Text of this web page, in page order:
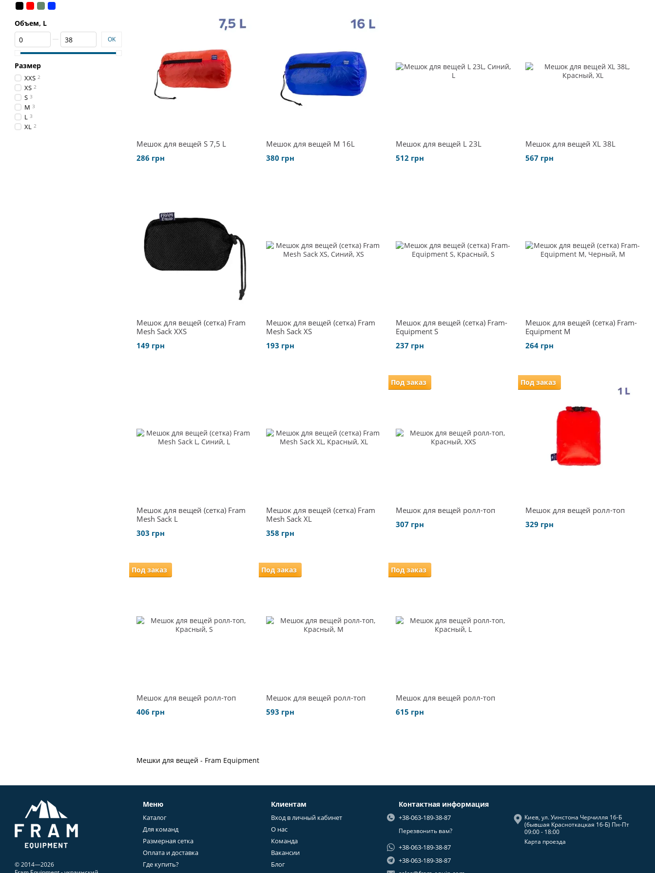
Мешки для вещей - Fram Equipment
Мешок для вещей S 7,5 L
286 грн
Мешок для вещей М 16L
380 грн
Мешок для вещей L 23L
512 грн
Мешок для вещей XL 38L
567 грн
Мешок для вещей (сетка) Fram
Mesh Sack XXS
149 грн
Мешок для вещей (сетка) Fram
Mesh Sack XS
193 грн
Мешок для вещей (сетка) Fram-
Equipment S
237 грн
Мешок для вещей (сетка) Fram-
Equipment M
264 грн
Мешок для вещей (сетка) Fram
Mesh Sack L
303 грн
Мешок для вещей (сетка) Fram
Mesh Sack XL
358 грн
Под заказ
Мешок для вещей ролл-топ
307 грн
Под заказ
Мешок для вещей ролл-топ
329 грн
Под заказ
Мешок для вещей ролл-топ
406 грн
Под заказ
Мешок для вещей ролл-топ
593 грн
Под заказ
Мешок для вещей ролл-топ
615 грн
Объем, L
От Объем, L
До Объем, L OK
Размер
XXS 2
XS 2
S 3
M 3
L 3
XL 2
© 2014—2026
Меню
Каталог
Для команд
Размерная сетка
Оплата и доставка
Где купить?
Клиентам
Вход в личный кабинет
О нас
Команда
Вакансии
Блог
Контактная информация
+38-063-189-38-87
Перезвонить вам?
+38-063-189-38-87
+38-063-189-38-87
Киев, ул. Уинстона Черчилля 16-Б
(бывшая Красноткацкая 16-Б) Пн-Пт
09:00 - 18:00
Карта проезда